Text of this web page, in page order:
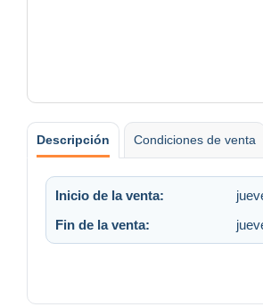
Descripción Condiciones de venta
Inicio de la venta:
Fin de la venta: